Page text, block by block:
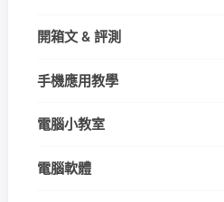
開箱文 & 評測
手機應用教學
電腦小教室
電腦軟體